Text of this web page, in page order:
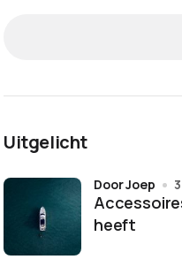
Uitgelicht
heeft
door Joep